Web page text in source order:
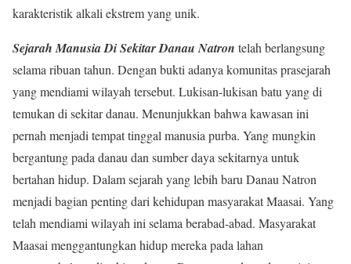
karakteristik alkali ekstrem yang unik.
Sejarah Manusia Di Sekitar Danau Natron telah berlangsung
selama ribuan tahun. Dengan bukti adanya komunitas prasejarah
yang mendiami wilayah tersebut. Lukisan-lukisan batu yang di
temukan di sekitar danau. Menunjukkan bahwa kawasan ini
pernah menjadi tempat tinggal manusia purba. Yang mungkin
bergantung pada danau dan sumber daya sekitarnya untuk
bertahan hidup. Dalam sejarah yang lebih baru Danau Natron
menjadi bagian penting dari kehidupan masyarakat Maasai. Yang
telah mendiami wilayah ini selama berabad-abad. Masyarakat
Maasai menggantungkan hidup mereka pada lahan